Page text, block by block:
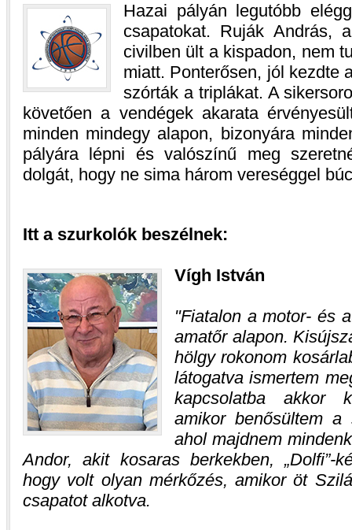
Hazai pályán legutóbb
csapatokat. Ruják András,
civilben ült a kispadon, nem
miatt. Ponterősen, jól kezdte
szórták a triplákat. A
követően a vendégek akarata
minden mindegy alapon, bizonyára
pályára lépni és valószínű meg
dolgát, hogy ne sima három vereséggel
Itt a szurkolók beszélnek:
Vígh István
Fiatalon a motor- és
amatőr alapon.
hölgy rokonom
látogatva ismertem
kapcsolatba akkor
amikor benősültem a
ahol majdnem
Andor, akit kosaras berkekben, „Dolfi”-
hogy volt olyan mérkőzés, amikor öt
csapatot alkotva.